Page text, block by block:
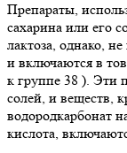
Препараты,
сахарина или его
лактоза, однако,
и включаются в
к группе 38 ). Эти
солей, и веществ,
водородкарбонат
кислота,